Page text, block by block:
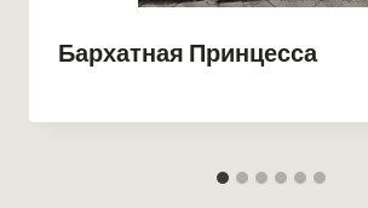
Бархатная Принцесса